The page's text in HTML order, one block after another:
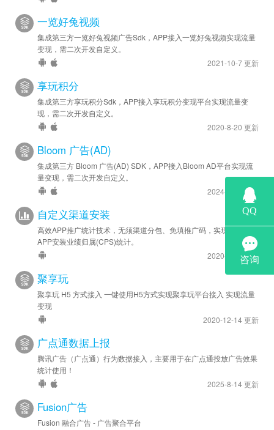
一览好兔视频
集成第三方一览好兔视频广告Sdk，APP接入一览好兔视频实现流量
变现，需二次开发自定义。
2021-10-7 更新
享玩积分
集成第三方享玩积分Sdk，APP接入享玩积分变现平台实现流量变
现，需二次开发自定义。
2020-8-20 更新
Bloom 广告(AD)
集成第三方 Bloom 广告(AD) SDK，APP接入Bloom AD平台实现流
量变现，需二次开发自定义。
2024-6-28 更新
自定义渠道安装
高效APP推广统计技术，无须渠道分包、免填推广码，实现海量渠道
APP安装业绩归属(CPS)统计。
2020-12-1 更新
聚享玩
聚享玩 H5 方式接入 一键使用H5方式实现聚享玩平台接入 实现流量
变现
2020-12-14 更新
广点通数据上报
腾讯广告（广点通）行为数据接入，主要用于在广点通投放广告效果
统计使用！
2025-8-14 更新
Fusion广告
Fusion 融合广告 - 广告聚合平台